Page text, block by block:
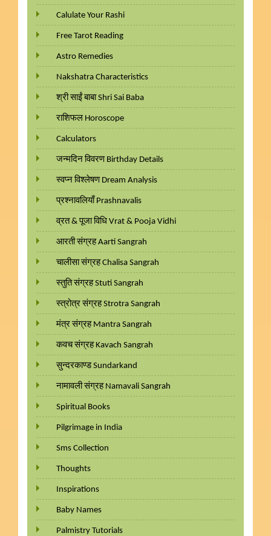
Calulate Your Rashi
Free Tarot Reading
Astro Remedies
Nakshatra Characteristics
श्री साईं बाबा Shri Sai Baba
राशिफल Horoscope
Calculators
जन्मदिन विवरण Birthday Details
स्वप्न विश्लेषण Dream Analysis
प्रश्नावलियाँ Prashnavalis
व्रत & पूजा विधि Vrat & Pooja Vidhi
आरती संग्रह Aarti Sangrah
चालीसा संग्रह Chalisa Sangrah
स्तुति संग्रह Stuti Sangrah
स्त्रोत्र संग्रह Strotra Sangrah
मंत्र संग्रह Mantra Sangrah
कवच संग्रह Kavach Sangrah
सुन्दरकाण्ड Sundarkand
नामावली संग्रह Namavali Sangrah
Spiritual Books
Pilgrimage in India
Sms Collection
Thoughts
Inspirations
Baby Names
Palmistry Tutorials